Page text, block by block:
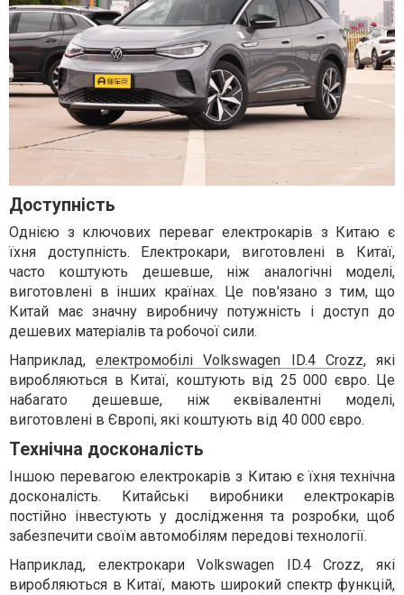
Доступність
Однією з ключових переваг електрокарів з Китаю є
їхня доступність. Електрокари, виготовлені в Китаї,
часто коштують дешевше, ніж аналогічні моделі,
виготовлені в інших країнах. Це пов'язано з тим, що
Китай має значну виробничу потужність і доступ до
дешевих матеріалів та робочої сили.
Наприклад,електромобілі Volkswagen ID.4 Crozz, які
виробляються в Китаї, коштують від 25 000 євро. Це
набагато дешевше, ніж еквівалентні моделі,
виготовлені в Європі, які коштують від 40 000 євро.
Технічна досконалість
Іншою перевагою електрокарів з Китаю є їхня технічна
досконалість. Китайські виробники електрокарів
постійно інвестують у дослідження та розробки, щоб
забезпечити своїм автомобілям передові технології.
Наприклад, електрокари Volkswagen ID.4 Crozz, які
виробляються в Китаї, мають широкий спектр функцій,